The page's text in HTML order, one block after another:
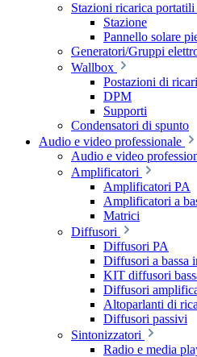
Stazioni ricarica portatili
Stazione
Pannello solare
Generatori/Gruppi
Wallbox
Postazioni di
DPM
Supporti
Condensatori di spunto
Audio e video professionale
Audio e video
Amplificatori
Amplificatori PA
Amplificatori a
Matrici
Diffusori
Diffusori PA
Diffusori a bassa
KIT diffusori
Diffusori
Altoparlanti di
Diffusori passivi
Sintonizzatori
Radio e media